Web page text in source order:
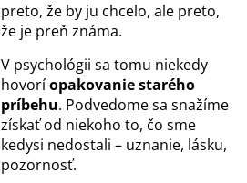
preto, že by ju chcelo, ale preto,
že je preň známa.
V psychológii sa tomu niekedy
hovoríopakovanie starého
príbehu. Podvedome sa snažíme
získať od niekoho to, čo sme
kedysi nedostali – uznanie, lásku,
pozornosť.